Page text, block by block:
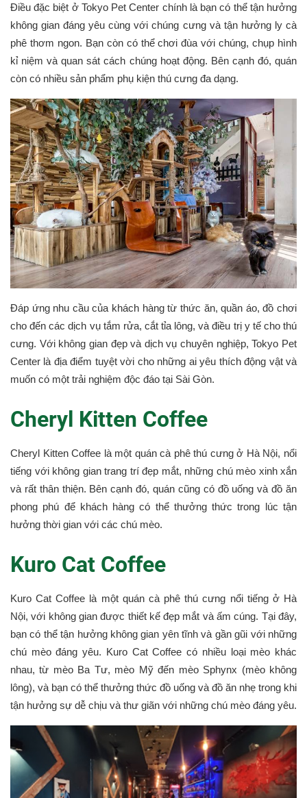
Điều đặc biệt ở Tokyo Pet Center chính là bạn có thể tận hưởng
không gian đáng yêu cùng với chúng cưng và tận hưởng ly cà
phê thơm ngon. Bạn còn có thể chơi đùa với chúng, chụp hình
kỉ niệm và quan sát cách chúng hoạt động. Bên cạnh đó, quán
còn có nhiều sản phẩm phụ kiện thú cưng đa dạng.
Đáp ứng nhu cầu của khách hàng từ thức ăn, quần áo, đồ chơi
cho đến các dịch vụ tắm rửa, cắt tỉa lông, và điều trị y tế cho thú
cưng. Với không gian đẹp và dịch vụ chuyên nghiệp, Tokyo Pet
Center là địa điểm tuyệt vời cho những ai yêu thích động vật và
muốn có một trải nghiệm độc đáo tại Sài Gòn.
Cheryl Kitten Coffee
Cheryl Kitten Coffee là một quán cà phê thú cưng ở Hà Nội, nổi
tiếng với không gian trang trí đẹp mắt, những chú mèo xinh xắn
và rất thân thiện. Bên cạnh đó, quán cũng có đồ uống và đồ ăn
phong phú để khách hàng có thể thưởng thức trong lúc tận
hưởng thời gian với các chú mèo.
Kuro Cat Coffee
Kuro Cat Coffee là một quán cà phê thú cưng nổi tiếng ở Hà
Nội, với không gian được thiết kế đẹp mắt và ấm cúng. Tại đây,
bạn có thể tận hưởng không gian yên tĩnh và gần gũi với những
chú mèo đáng yêu. Kuro Cat Coffee có nhiều loại mèo khác
nhau, từ mèo Ba Tư, mèo Mỹ đến mèo Sphynx (mèo không
lông), và bạn có thể thưởng thức đồ uống và đồ ăn nhẹ trong khi
tận hưởng sự dễ chịu và thư giãn với những chú mèo đáng yêu.